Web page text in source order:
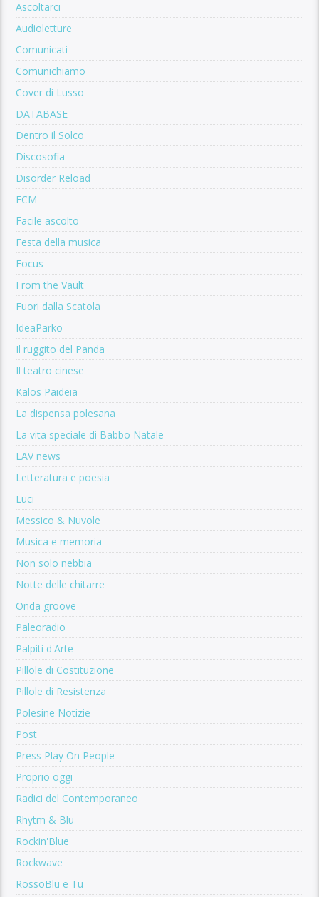
Ascoltarci
Audioletture
Comunicati
Comunichiamo
Cover di Lusso
DATABASE
Dentro il Solco
Discosofia
Disorder Reload
ECM
Facile ascolto
Festa della musica
Focus
From the Vault
Fuori dalla Scatola
IdeaParko
Il ruggito del Panda
Il teatro cinese
Kalos Paideia
La dispensa polesana
La vita speciale di Babbo Natale
LAV news
Letteratura e poesia
Luci
Messico & Nuvole
Musica e memoria
Non solo nebbia
Notte delle chitarre
Onda groove
Paleoradio
Palpiti d'Arte
Pillole di Costituzione
Pillole di Resistenza
Polesine Notizie
Post
Press Play On People
Proprio oggi
Radici del Contemporaneo
Rhytm & Blu
Rockin'Blue
Rockwave
RossoBlu e Tu